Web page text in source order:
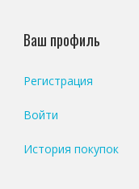
Ваш профиль
Регистрация
Войти
История покупок